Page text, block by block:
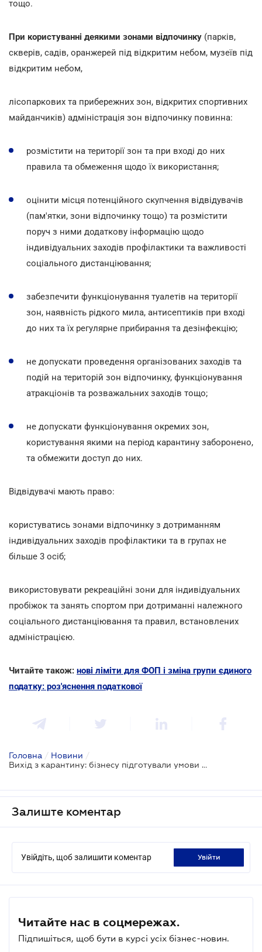
тощо.
При користуванні деякими зонами відпочинку (парків,
скверів, садів, оранжерей під відкритим небом, музеїв під
відкритим небом,
лісопаркових та прибережних зон, відкритих спортивних
майданчиків) адміністрація зон відпочинку повинна:
розмістити на території зон та при вході до них
правила та обмеження щодо їх використання;
оцінити місця потенційного скупчення відвідувачів
(пам'ятки, зони відпочинку тощо) та розмістити
поруч з ними додаткову інформацію щодо
індивідуальних заходів профілактики та важливості
соціального дистанціювання;
забезпечити функціонування туалетів на території
зон, наявність рідкого мила, антисептиків при вході
до них та їх регулярне прибирання та дезінфекцію;
не допускати проведення організованих заходів та
подій на територій зон відпочинку, функціонування
атракціонів та розважальних заходів тощо;
не допускати функціонування окремих зон,
користування якими на період карантину заборонено,
та обмежити доступ до них.
Відвідувачі мають право:
користуватись зонами відпочинку з дотриманням
індивідуальних заходів профілактики та в групах не
більше 3 осіб;
використовувати рекреаційні зони для індивідуальних
пробіжок та занять спортом при дотриманні належного
соціального дистанціювання та правил, встановлених
адміністрацією.
Читайте також: нові ліміти для ФОП і зміна групи єдиного
податку: роз'яснення податкової
Головна / Новини /
Вихід з карантину: бізнесу підготували умови роботи
Залиште коментар
Увійдіть, щоб залишити коментар увійти
Читайте нас в соцмережах.
Підпишіться, щоб бути в курсі усіх бізнес-новин.